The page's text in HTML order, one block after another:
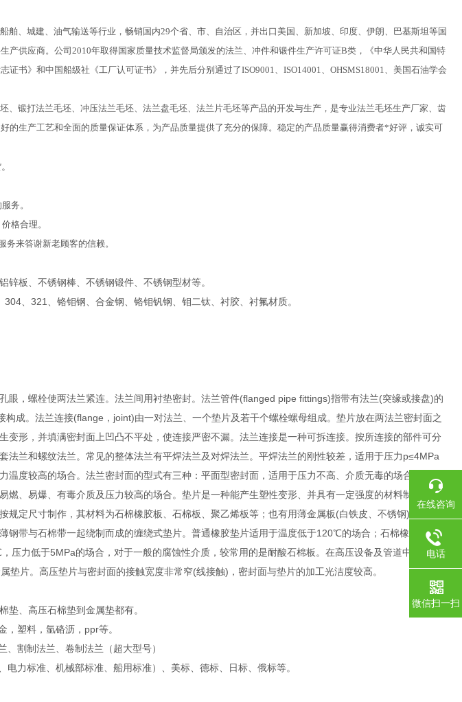
、城建、油气输送等行业，畅销国内29个省、市、自治区，并出口美国、新加坡、印度、伊朗、巴基斯坦等国
产供应商。公司2010年取得国家质量技术监督局颁发的法兰、冲件和锻件生产许可证B类，《中华人民共和国特
书》和中国船级社《工厂认可证书》，并先后分别通过了ISO9001、ISO14001、OHSMS18001、美国石油学会
锻打法兰毛坯、冲压法兰毛坯、法兰盘毛坯、法兰片毛坯等产品的开发与生产，是专业法兰毛坯生产厂家、齿
的生产工艺和全面的质量保证体系，为产品质量提供了充分的保障。稳定的产品质量赢得消费者*好评，诚实可
务。
格合理。
来答谢新老顾客的信赖。
板、不锈钢棒、不锈钢锻件、不锈钢型材等。
、321、铬钼钢、合金钢、铬钼钒钢、钼二钛、衬胶、衬氟材质。
眼，螺栓使两法兰紧连。法兰间用衬垫密封。法兰管件(flanged pipe fittings)指带有法兰(突缘或接盘)的
成。法兰连接(flange，joint)由一对法兰、一个垫片及若干个螺栓螺母组成。垫片放在两法兰密封面之
变形，并填满密封面上凹凸不平处，使连接严密不漏。法兰连接是一种可拆连接。按所连接的部件可分
法兰和螺纹法兰。常见的整体法兰有平焊法兰及对焊法兰。平焊法兰的刚性较差，适用于压力p≤4MPa
度较高的场合。法兰密封面的型式有三种：平面型密封面，适用于压力不高、介质无毒的场合；凹凸
燃、易爆、有毒介质及压力较高的场合。垫片是一种能产生塑性变形、并具有一定强度的材料制成的圆
定尺寸制作，其材料为石棉橡胶板、石棉板、聚乙烯板等；也有用薄金属板(白铁皮、不锈钢)将石棉
钢带与石棉带一起绕制而成的缠绕式垫片。普通橡胶垫片适用于温度低于120℃的场合；石棉橡胶垫片
力低于5MPa的场合，对于一般的腐蚀性介质，较常用的是耐酸石棉板。在高压设备及管道中，采用
垫片。高压垫片与密封面的接触宽度非常窄(线接触)，密封面与垫片的加工光洁度较高。
垫、高压石棉垫到金属垫都有。
，塑料，氩硌沥，ppr等。
割制法兰、卷制法兰（超大型号）
力标准、机械部标准、船用标准）、美标、德标、日标、俄标等。
在线咨询
电话
微信扫一扫